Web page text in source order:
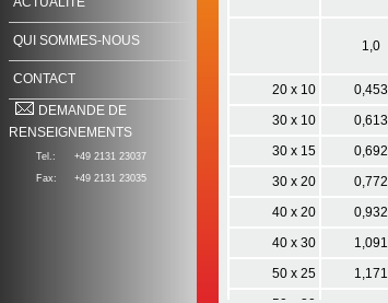
QUI SOMMES-NOUS
CONTACT
DEMANDE DE
RENSEIGNEMENTS
Tel.:
+49 2131 23037
Fax:
+49 2131 23035
1,0
20 x 10 0,453
30 x 10
0,613
30 x 15
0,692
30 x 20
0,772
40 x 20
0,932
40 x 30
1,091
50 x 25
1,171